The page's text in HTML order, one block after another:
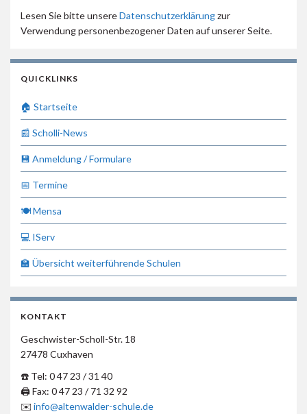
Lesen Sie bitte unsereDatenschutzerklärungzur
Verwendung personenbezogener Daten auf unserer Seite.
QUICKLINKS
🏠 Startseite
📰 Scholli-News
💾 Anmeldung / Formulare
📅 Termine
🍽 Mensa
💻 IServ
🏫 Übersicht weiterführende Schulen
KONTAKT
Geschwister-Scholl-Str. 18
27478 Cuxhaven
☎️ Tel: 0 47 23 / 31 40
🖨 Fax: 0 47 23 / 71 32 92
✉️ info@altenwalder-schule.de